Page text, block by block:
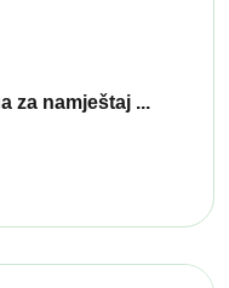
za namještaj ...